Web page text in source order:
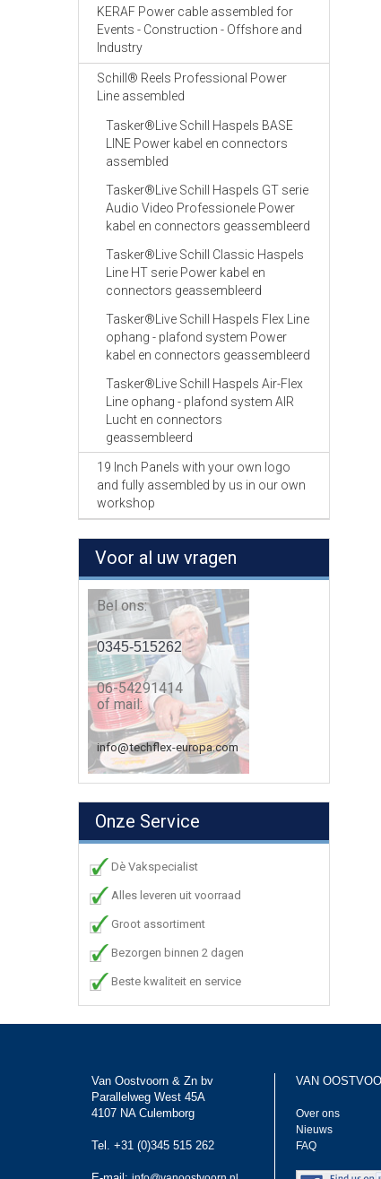
KERAF Power cable assembled for
Events - Construction - Offshore and
Industry
Schill® Reels Professional Power
Line assembled
Tasker®Live Schill Haspels BASE
LINE Power kabel en connectors
assembled
Tasker®Live Schill Haspels GT serie
Audio Video Professionele Power
kabel en connectors geassembleerd
Tasker®Live Schill Classic Haspels
Line HT serie Power kabel en
connectors geassembleerd
Tasker®Live Schill Haspels Flex Line
ophang - plafond system Power
kabel en connectors geassembleerd
Tasker®Live Schill Haspels Air-Flex
Line ophang - plafond system AIR
Lucht en connectors
geassembleerd
19 Inch Panels with your own logo
and fully assembled by us in our own
workshop
Voor al uw vragen
Bel ons:
0345-515262
06-54291414
of mail:
info@techflex-europa.com
Onze Service
Dè Vakspecialist
Alles leveren uit voorraad
Groot assortiment
Bezorgen binnen 2 dagen
Beste kwaliteit en service
Van Oostvoorn & Zn bv
Parallelweg West 45A
4107 NA Culemborg
Tel. +31 (0)345 515 262
VAN
Over ons
Nieuws
FAQ